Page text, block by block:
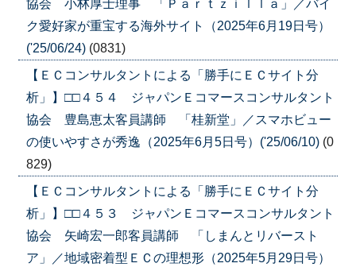
協会 小林厚士理事 「Ｐａｒｔｚｉｌｌａ」／バイ
ク愛好家が重宝する海外サイト（2025年6月19日号）
('25/06/24) (0831)
【ＥＣコンサルタントによる「勝手にＥＣサイト分
析」】□□４５４ ジャパンＥコマースコンサルタント
協会 豊島恵太客員講師 「桂新堂」／スマホビュー
の使いやすさが秀逸（2025年6月5日号）('25/06/10) (0
829)
【ＥＣコンサルタントによる「勝手にＥＣサイト分
析」】□□４５３ ジャパンＥコマースコンサルタント
協会 矢崎宏一郎客員講師 「しまんとリバースト
ア」／地域密着型ＥＣの理想形（2025年5月29日号）